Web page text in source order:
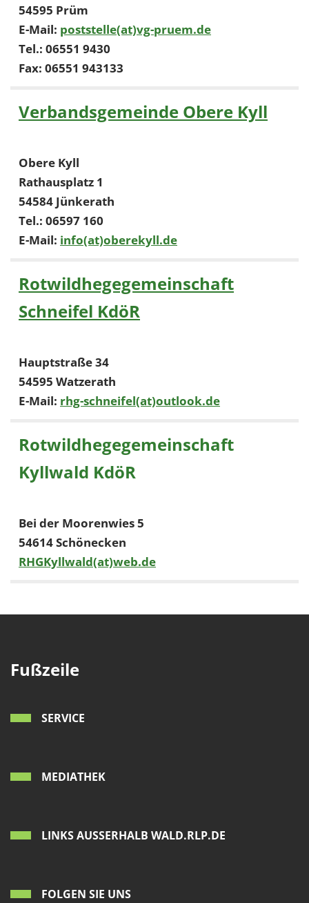
54595 Prüm
E-Mail: poststelle(at)vg-pruem.de
Tel.: 06551 9430
Fax: 06551 943133
Verbandsgemeinde Obere Kyll
Obere Kyll
Rathausplatz 1
54584 Jünkerath
Tel.: 06597 160
E-Mail: info(at)oberekyll.de
Rotwildhegegemeinschaft
Schneifel KdöR
Hauptstraße 34
54595 Watzerath
E-Mail: rhg-schneifel(at)outlook.de
Rotwildhegegemeinschaft
Kyllwald KdöR
Bei der Moorenwies 5
54614 Schönecken
RHGKyllwald(at)web.de
Fußzeile
SERVICE
MEDIATHEK
LINKS AUSSERHALB WALD.RLP.DE
FOLGEN SIE UNS